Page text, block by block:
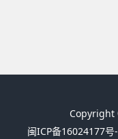
Copyright
闽ICP备16024177号